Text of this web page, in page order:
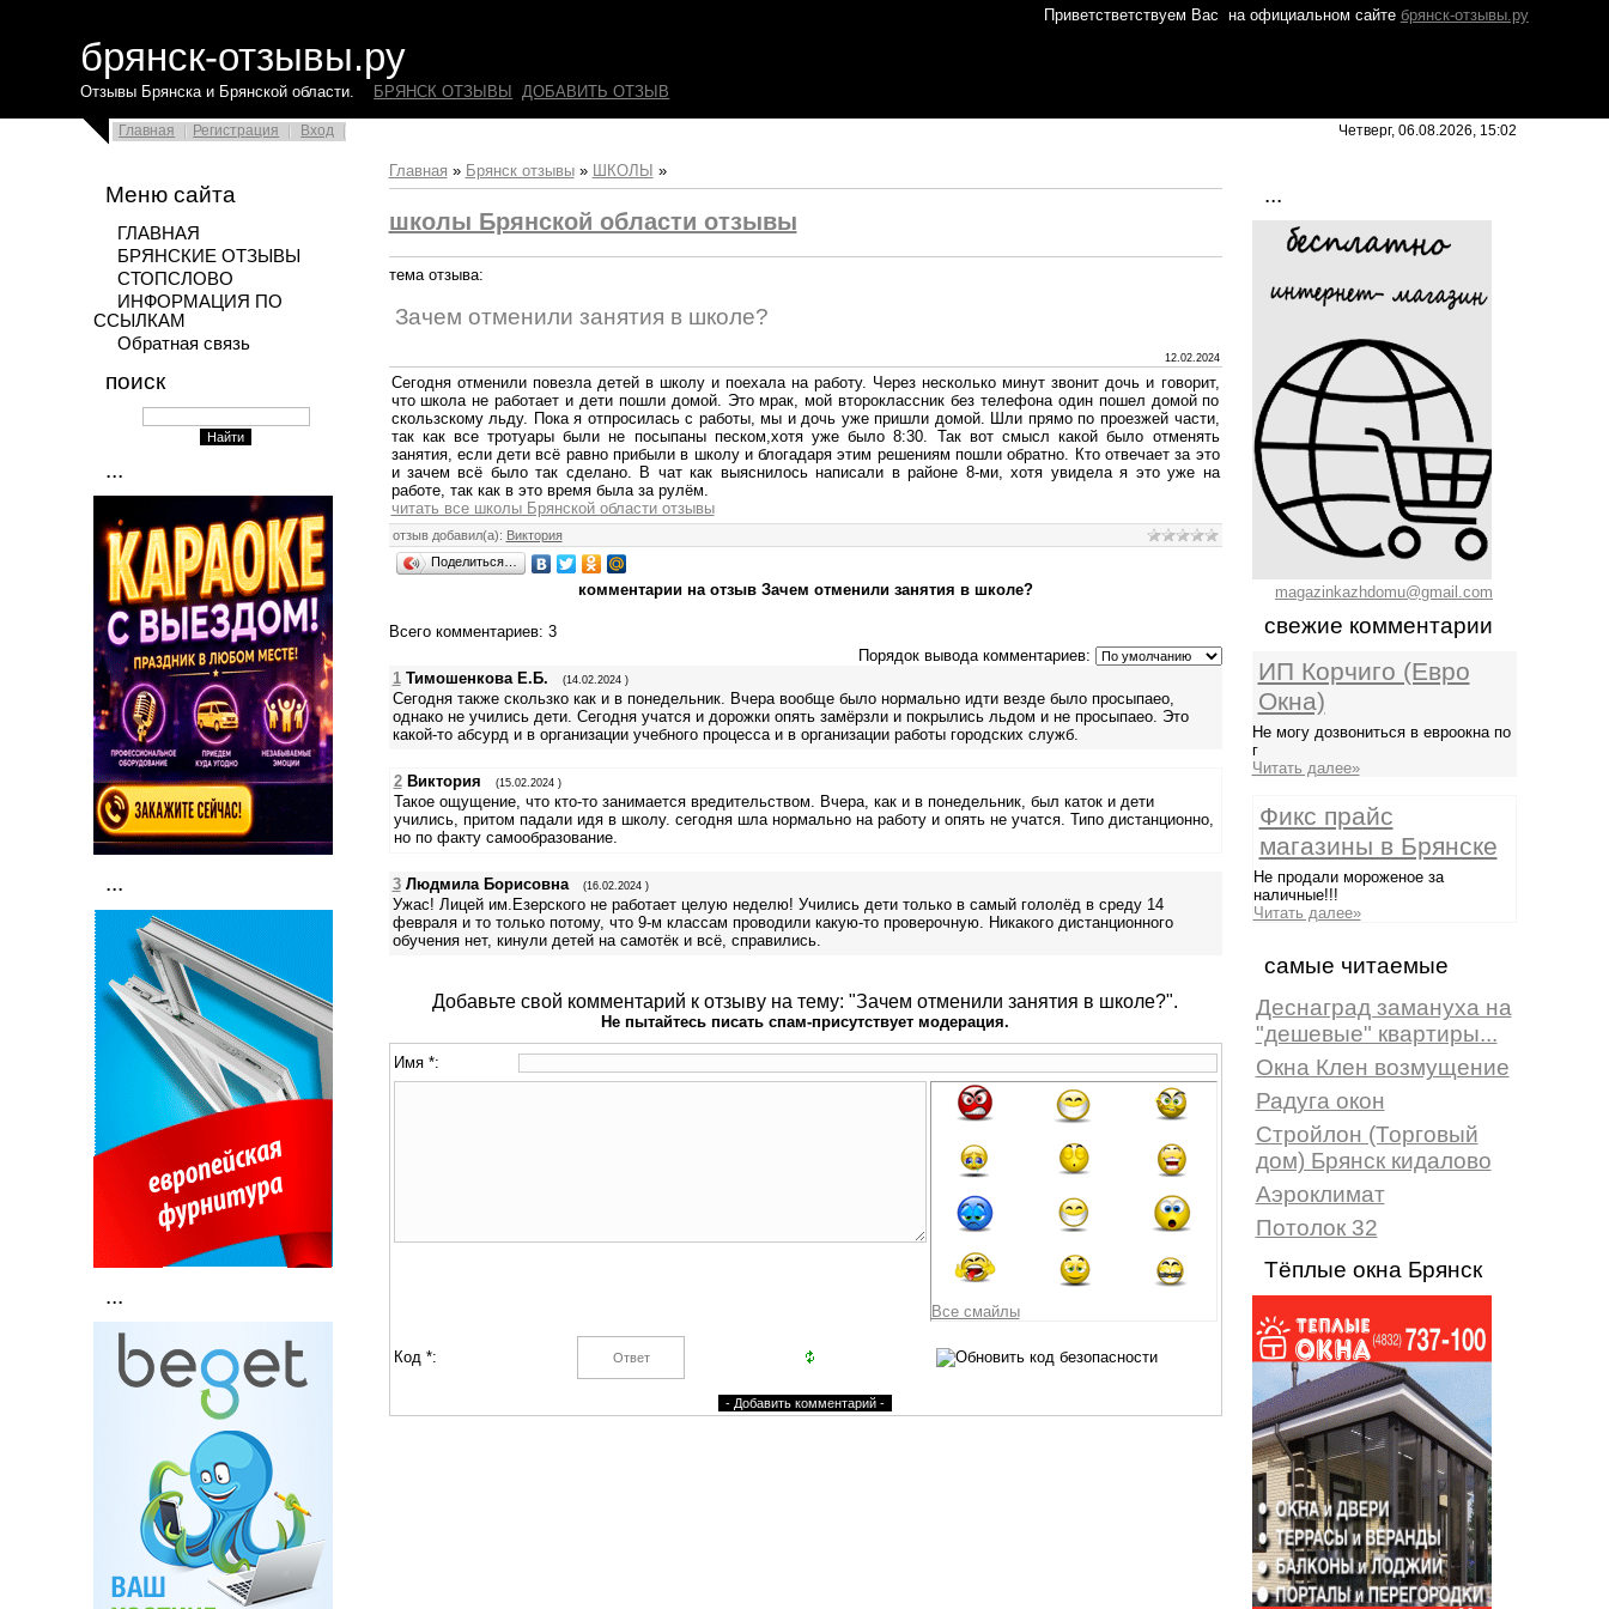
Приветстветствуем Вас на официальном сайте брянск-отзывы.ру
брянск-отзывы.ру
Отзывы Брянска и Брянской области. БРЯНСК ОТЗЫВЫ ДОБАВИТЬ ОТЗЫВ
Главная Регистрация Вход Четверг, 06.08.2026, 15:02
Меню сайта
ГЛАВНАЯ
БРЯНСКИЕ ОТЗЫВЫ
СТОПСЛОВО
ИНФОРМАЦИЯ ПО
ССЫЛКАМ
Обратная связь
поиск
...
...
...
Главная » Брянск отзывы» ШКОЛЫ »
школы Брянской области отзывы
тема отзыва:
Зачем отменили занятия в школе?
12.02.2024
Сегодня отменили повезла детей в школу и поехала на работу. Через несколько минут звонит дочь и говорит,
что школа не работает и дети пошли домой. Это мрак, мой второклассник без телефона один пошел домой по
скользскому льду. Пока я отпросилась с работы, мы и дочь уже пришли домой. Шли прямо по проезжей части,
так как все тротуары были не посыпаны песком,хотя уже было 8:30. Так вот смысл какой было отменять
занятия, если дети всё равно прибыли в школу и блогадаря этим решениям пошли обратно. Кто отвечает за это
и зачем всё было так сделано. В чат как выяснилось написали в районе 8-ми, хотя увидела я это уже на
работе, так как в это время была за рулём.
читать все школы Брянской области отзывы
отзыв добавил(а): Виктория
Поделиться…
комментарии на отзыв Зачем отменили занятия в школе?
Всего комментариев: 3
Порядок вывода комментариев:
1 Тимошенкова Е.Б. (14.02.2024 )
Сегодня также скользко как и в понедельник. Вчера вообще было нормально идти везде было просыпаео,
однако не учились дети. Сегодня учатся и дорожки опять замёрзли и покрылись льдом и не просыпаео. Это
какой-то абсурд и в организации учебного процесса и в организации работы городских служб.
2 Виктория (15.02.2024 )
Такое ощущение, что кто-то занимается вредительством. Вчера, как и в понедельник, был каток и дети
учились, притом падали идя в школу. сегодня шла нормально на работу и опять не учатся. Типо дистанционно,
но по факту самообразование.
3 Людмила Борисовна (16.02.2024 )
Ужас! Лицей им.Езерского не работает целую неделю! Учились дети только в самый гололёд в среду 14
февраля и то только потому, что 9-м классам проводили какую-то проверочную. Никакого дистанционного
обучения нет, кинули детей на самотёк и всё, справились.
Добавьте свой комментарий к отзыву на тему: "Зачем отменили занятия в школе?".
Не пытайтесь писать спам-присутствует модерация.
Имя *:
Все смайлы
Код *:
...
magazinkazhdomu@gmail.com
свежие комментарии
ИП Корчиго (Евро
Окна)
Не могу дозвониться в евроокна по
г
Читать далее»
Фикс прайс
магазины в Брянске
Не продали мороженое за
наличные!!!
Читать далее»
самые читаемые
Деснаград замануха на
"дешевые" квартиры...
Окна Клен возмущение
Радуга окон
Стройлон (Торговый
дом) Брянск кидалово
Аэроклимат
Потолок 32
Тёплые окна Брянск